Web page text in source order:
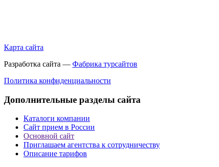
Карта сайта
Разработка сайта — Фабрика турсайтов
Политика конфиденциальности
Дополнительные разделы сайта
Каталоги компании
Сайт прием в России
Основной сайт
Приглашаем агентства к сотрудничеству
Описание тарифов